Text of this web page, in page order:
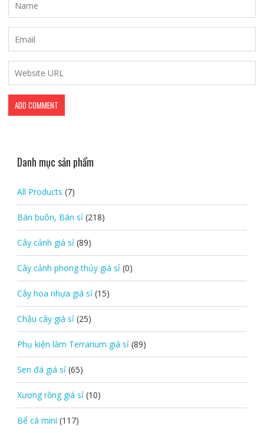
Danh mục sản phẩm
All Products (7)
Bán buôn, Bán sỉ (218)
Cây cảnh giá sỉ (89)
Cây cảnh phong thủy giá sỉ (0)
Cây hoa nhựa giá sỉ (15)
Chậu cây giá sỉ (25)
Phụ kiện làm Terrarium giá sỉ (89)
Sen đá giá sỉ (65)
Xương rồng giá sỉ (10)
Bể cá mini (117)